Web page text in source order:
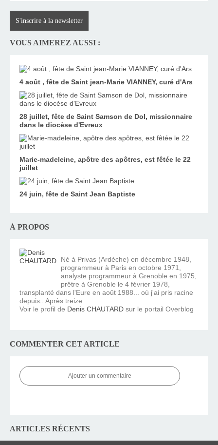
S'inscrire à la newsletter
VOUS AIMEREZ AUSSI :
4 août , fête de Saint jean-Marie VIANNEY, curé d'Ars
28 juillet, fête de Saint Samson de Dol, missionnaire
dans le diocèse d'Evreux
Marie-madeleine, apôtre des apôtres, est fêtée le 22
juillet
24 juin, fête de Saint Jean Baptiste
À PROPOS
Né à Privas (Ardèche) en décembre 1948,
programmeur à Paris en octobre 1971,
analyste programmeur à Grenoble en 1975,
prêtre à Grenoble le 4 février 1978,
transplanté dans l'Eure en août 1988... où j'ai pris racine
depuis.. Après treize
Voir le profil de Denis CHAUTARD sur le portail Overblog
COMMENTER CET ARTICLE
Ajouter un commentaire
ARTICLES RÉCENTS